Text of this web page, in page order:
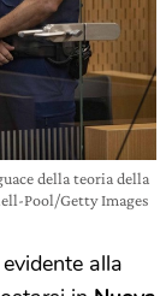
della teoria della
Pool/Getty Images
alla